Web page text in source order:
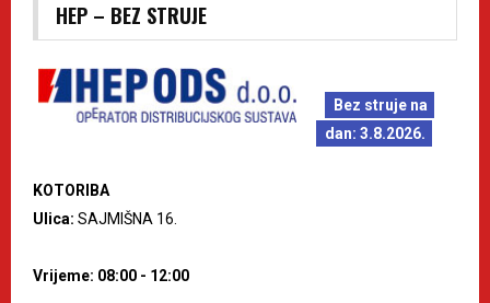
HEP – BEZ STRUJE
Bez struje na
dan: 3.8.2026.
KOTORIBA
Ulica: SAJMIŠNA 16.
Vrijeme: 08:00 - 12:00